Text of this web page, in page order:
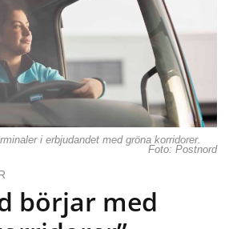
i erbjudandet med gröna korridorer.
Foto: Postnord
börjar med